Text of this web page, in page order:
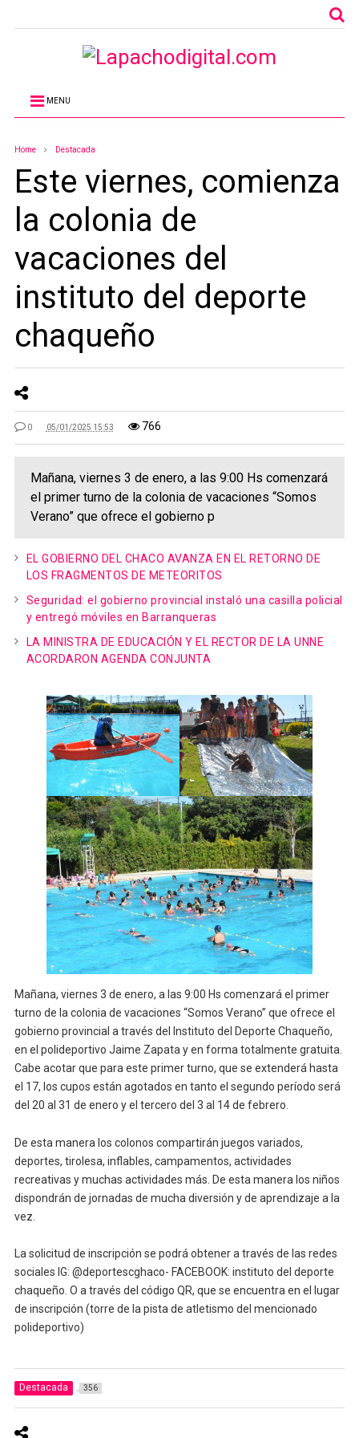
MENU
Home Destacada
Este viernes, comienza
la colonia de
vacaciones del
instituto del deporte
chaqueño
0 05/01/2025 15:53 766
Mañana, viernes 3 de enero, a las 9:00 Hs comenzará
el primer turno de la colonia de vacaciones “Somos
Verano” que ofrece el gobierno p
EL GOBIERNO DEL CHACO AVANZA EN EL RETORNO DE
LOS FRAGMENTOS DE METEORITOS
Seguridad: el gobierno provincial instaló una casilla policial
y entregó móviles en Barranqueras
LA MINISTRA DE EDUCACIÓN Y EL RECTOR DE LA UNNE
ACORDARON AGENDA CONJUNTA
Mañana, viernes 3 de enero, a las 9:00 Hs comenzará el primer
turno de la colonia de vacaciones “Somos Verano” que ofrece el
gobierno provincial a través del Instituto del Deporte Chaqueño,
en el polideportivo Jaime Zapata y en forma totalmente gratuita.
Cabe acotar que para este primer turno, que se extenderá hasta
el 17, los cupos están agotados en tanto el segundo período será
del 20 al 31 de enero y el tercero del 3 al 14 de febrero.
De esta manera los colonos compartirán juegos variados,
deportes, tirolesa, inflables, campamentos, actividades
recreativas y muchas actividades más. De esta manera los niños
dispondrán de jornadas de mucha diversión y de aprendizaje a la
vez.
La solicitud de inscripción se podrá obtener a través de las redes
sociales IG: @deportescghaco- FACEBOOK: instituto del deporte
chaqueño. O a través del código QR, que se encuentra en el lugar
de inscripción (torre de la pista de atletismo del mencionado
polideportivo)
Destacada 356